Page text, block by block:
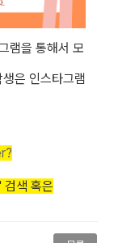
램을 통해서 모
은 인스타그램
검색 혹은